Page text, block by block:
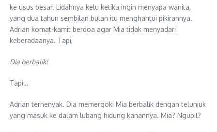
ke usus besar. Lidahnya kelu ketika ingin menyapa wanita,
yang dua tahun sembilan bulan itu menghantui pikirannya.
Adrian komat-kamit berdoa agar Mia tidak menyadari
keberadaanya. Tapi,
Dia berbalik!
Tapi…
Adrian terhenyak. Dia memergoki Mia berbalik dengan telunjuk
yang masuk ke dalam lubang hidung kanannya. Mia? Ngupil?